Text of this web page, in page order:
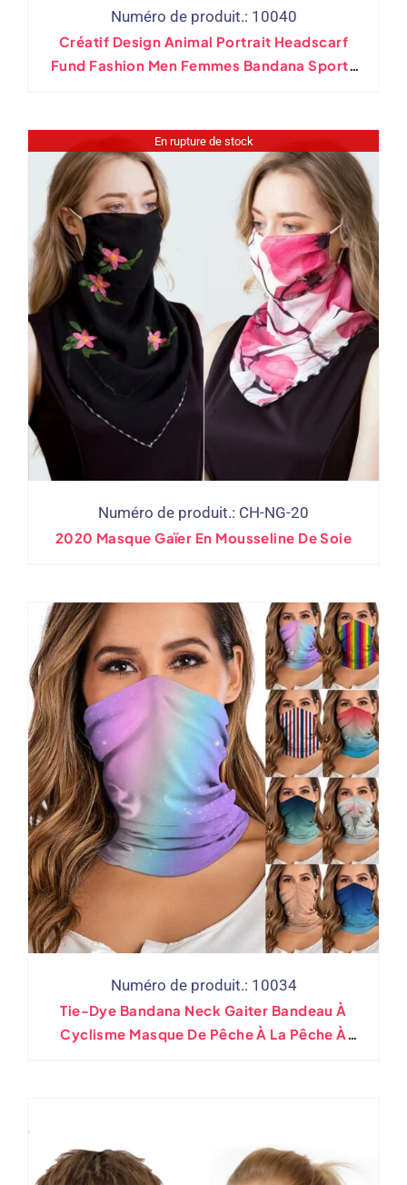
Numéro de produit.: 10040
Créatif Design Animal Portrait Headscarf
Fund Fashion Men Femmes Bandana Sports
En rupture de stock
Numéro de produit.: CH-NG-20
2020 Masque Gaïer En Mousseline De Soie
Numéro de produit.: 10034
Tie-Dye Bandana Neck Gaiter Bandeau À
Cyclisme Masque De Pêche À La Pêche À